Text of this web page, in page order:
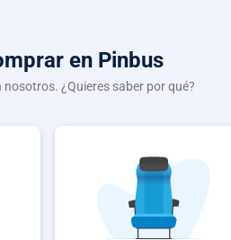
en Pinbus
¿Quieres saber por qué?